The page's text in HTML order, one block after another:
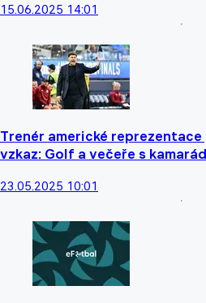
15.06.2025 14:01
Trenér americké
vzkaz: Golf a večeře s
23.05.2025 10:01